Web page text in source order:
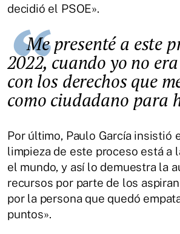
decidió el PSOE».
Me presenté a este proceso en
2022, cuando yo no
con los derechos que
como ciudadano para
Por último, Paulo García insistió
limpieza de este proceso está a
el mundo, y así lo demuestra la
recursos por parte de los
por la persona que quedó
puntos».